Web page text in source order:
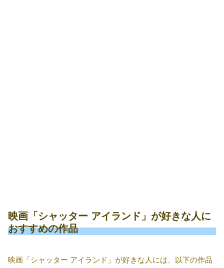
映画「シャッター アイランド」が好きな人に
おすすめの作品
映画「シャッター アイランド」が好きな人には、以下の作品